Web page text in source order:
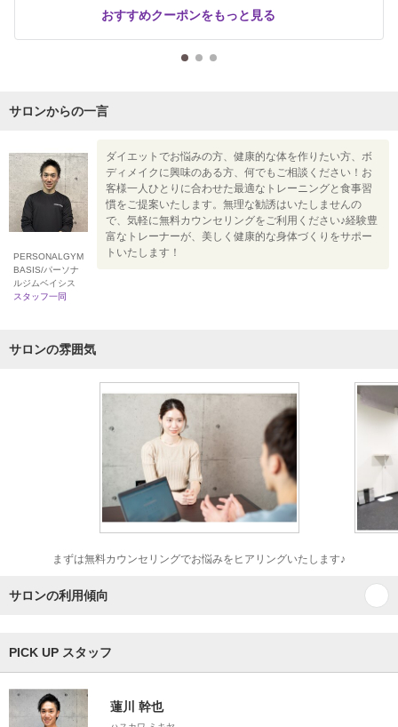
おすすめクーポンをもっと見る
サロンからの一言
PERSONALGYM
BASIS/パーソナ
ルジムベイシス
スタッフ一同
ダイエットでお悩みの方、健康的な体を作りたい方、ボ
ディメイクに興味のある方、何でもご相談ください！お
客様一人ひとりに合わせた最適なトレーニングと食事習
慣をご提案いたします。無理な勧誘はいたしませんの
で、気軽に無料カウンセリングをご利用ください♪経験豊
富なトレーナーが、美しく健康的な身体づくりをサポー
トいたします！
サロンの雰囲気
まずは無料カウンセリングでお悩みをヒアリングいたします♪
サロンの利用傾向
PICK UP スタッフ
蓮川 幹也